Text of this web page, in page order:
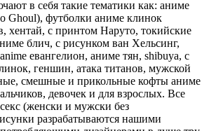
в себя такие тематики как: аниме
Ghoul), футболки аниме клинок
хентай, с принтом Наруто, токийские
блич, с рисунком ван Хельсинг,
евангелион, аниме тян, shibuya, с
геншин, атака титанов, мужской
смешные и прикольные кофты аниме
девочек и для взрослых. Все
(женски и мужски без
разрабатываются нашими